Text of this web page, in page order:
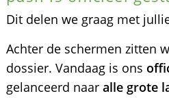
Dit delen we graag met
Achter de schermen zitten
dossier. Vandaag is ons
gelanceerd naar alle grote